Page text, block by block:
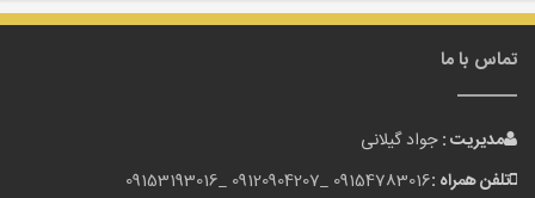
تماس با ما
مدیریت :جواد گیلانی
تلفن همراه :09154783016 _
09120904207 _
09153193016